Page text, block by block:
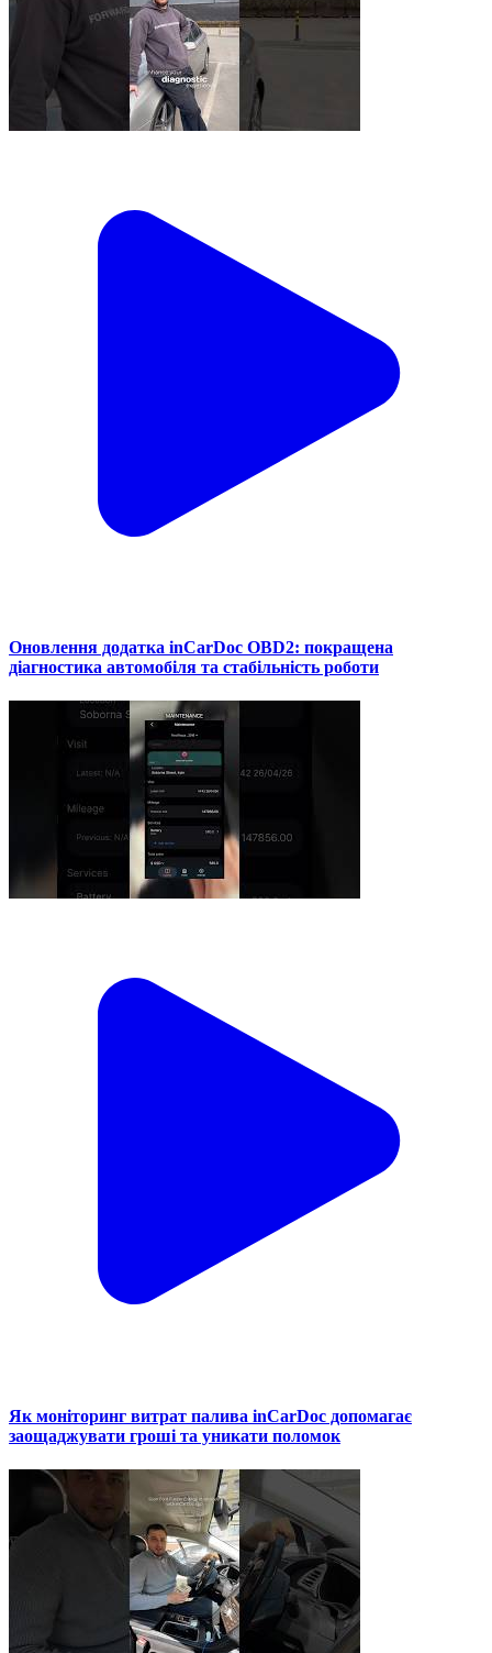
Оновлення додатка inCarDoc OBD2: покращена
діагностика автомобіля та стабільність роботи
Як моніторинг витрат палива inCarDoc допомагає
заощаджувати гроші та уникати поломок